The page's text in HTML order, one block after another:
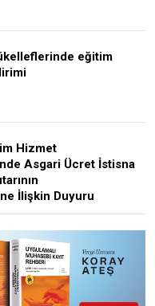
eğitim
Hizmet
Asgari Ücret İstisna
İlişkin Duyuru